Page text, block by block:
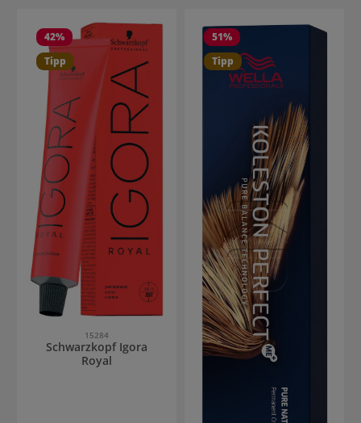
42%
Tipp
15284
Schwarzkopf Igora
Royal
51%
Tipp